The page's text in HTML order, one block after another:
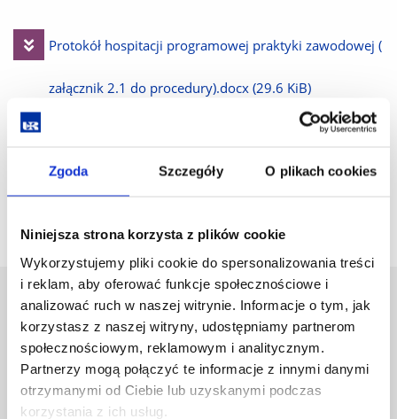
Zgoda Szczegóły O plikach cookies
Niniejsza strona korzysta z plików cookie
Wykorzystujemy pliki cookie do spersonalizowania treści
i reklam, aby oferować funkcje społecznościowe i
analizować ruch w naszej witrynie. Informacje o tym, jak
korzystasz z naszej witryny, udostępniamy partnerom
społecznościowym, reklamowym i analitycznym.
Partnerzy mogą połączyć te informacje z innymi danymi
otrzymanymi od Ciebie lub uzyskanymi podczas
korzystania z ich usług.
Pobierz
plik
Protokół hospitacji programowej praktyki zawodowej (
załącznik 2.1 do procedury).docx (29.6 KiB)
Uniwersytet Rzeszowski
Al. Tadeusza Rejtana 16C
35-959 Rzeszów
Pomiń
nawigację
Polityka prywatności
Mapa serwisu